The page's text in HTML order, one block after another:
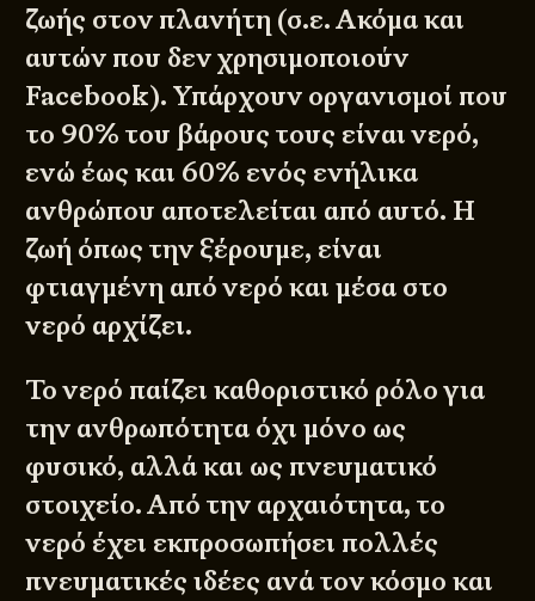
ζωής στον πλανήτη (σ.ε. Ακόμα και
αυτών που δεν χρησιμοποιούν
Facebook). Υπάρχουν οργανισμοί που
το 90% του βάρους τους είναι νερό,
ενώ έως και 60% ενός ενήλικα
ανθρώπου αποτελείται από αυτό. Η
ζωή όπως την ξέρουμε, είναι
φτιαγμένη από νερό και μέσα στο
νερό αρχίζει.
Το νερό παίζει καθοριστικό ρόλο για
την ανθρωπότητα όχι μόνο ως
φυσικό, αλλά και ως πνευματικό
στοιχείο. Από την αρχαιότητα, το
νερό έχει εκπροσωπήσει πολλές
πνευματικές ιδέες ανά τον κόσμο και